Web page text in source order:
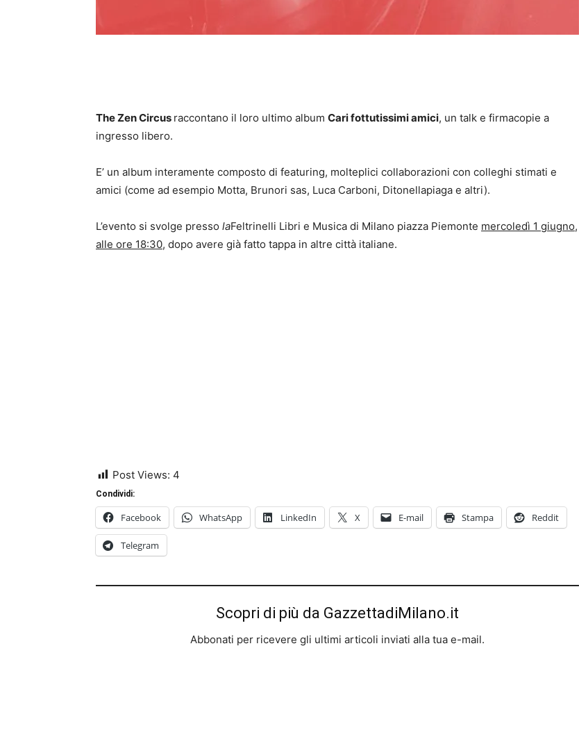
The Zen Circus raccontano il loro ultimo album Cari fottutissimi amici, un talk e firmacopie a
ingresso libero.
E’ un album interamente composto di featuring, molteplici collaborazioni con colleghi stimati e
amici (come ad esempio Motta, Brunori sas, Luca Carboni, Ditonellapiaga e altri).
L’evento si svolge presso laFeltrinelli Libri e Musica di Milano piazza Piemonte mercoledì 1 giugno,
alle ore 18:30, dopo avere già fatto tappa in altre città italiane.
Post Views: 4
Condividi:
Facebook WhatsApp LinkedIn X E-mail Stampa Reddit
Telegram
Scopri di più da GazzettadiMilano.it
Abbonati per ricevere gli ultimi articoli inviati alla tua e-mail.